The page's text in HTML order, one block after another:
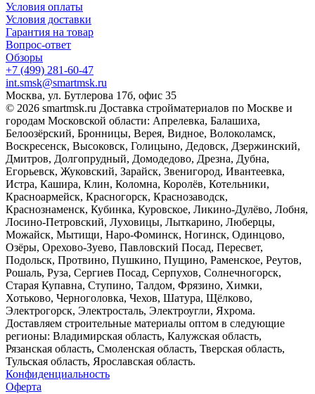
Условия оплаты
Условия доставки
Гарантия на товар
Вопрос-ответ
Обзоры
+7 (499) 281-60-47
int.smsk@smartmsk.ru
Москва, ул. Бутлерова 17б, офис 35
© 2026 smartmsk.ru Доставка стройматериалов по Москве и
городам Московской области: Апрелевка, Балашиха,
Белоозёрский, Бронницы, Верея, Видное, Волоколамск,
Воскресенск, Высоковск, Голицыно, Дедовск, Дзержинский,
Дмитров, Долгопрудный, Домодедово, Дрезна, Дубна,
Егорьевск, Жуковский, Зарайск, Звенигород, Ивантеевка,
Истра, Кашира, Клин, Коломна, Королёв, Котельники,
Красноармейск, Красногорск, Краснозаводск,
Краснознаменск, Кубинка, Куровское, Ликино-Дулёво, Лобня,
Лосино-Петровский, Луховицы, Лыткарино, Люберцы,
Можайск, Мытищи, Наро-Фоминск, Ногинск, Одинцово,
Озёры, Орехово-Зуево, Павловский Посад, Пересвет,
Подольск, Протвино, Пушкино, Пущино, Раменское, Реутов,
Рошаль, Руза, Сергиев Посад, Серпухов, Солнечногорск,
Старая Купавна, Ступино, Талдом, Фрязино, Химки,
Хотьково, Черноголовка, Чехов, Шатура, Щёлково,
Электрогорск, Электросталь, Электроугли, Яхрома.
Доставляем строительные материалы оптом в следующие
регионы: Владимирская область, Калужская область,
Рязанская область, Смоленская область, Тверская область,
Тульская область, Ярославская область.
Конфиденциальность
Оферта